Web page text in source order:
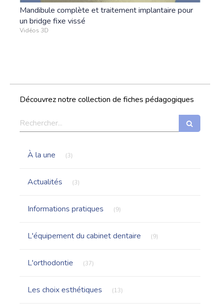
Mandibule complète et traitement implantaire pour
un bridge fixe vissé
Vidéos 3D
Découvrez notre collection de fiches pédagogiques
Rechercher
À la une (3)
Actualités (3)
Informations pratiques (9)
L'équipement du cabinet dentaire (9)
L'orthodontie (37)
Les choix esthétiques (13)